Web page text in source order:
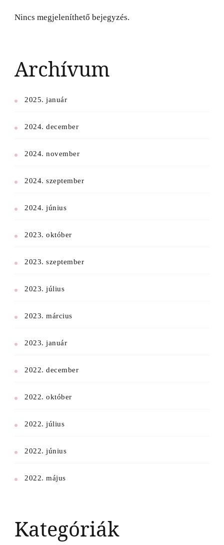
Nincs megjeleníthető bejegyzés.
Archívum
2025. január
2024. december
2024. november
2024. szeptember
2024. június
2023. október
2023. szeptember
2023. július
2023. március
2023. január
2022. december
2022. október
2022. július
2022. június
2022. május
Kategóriák